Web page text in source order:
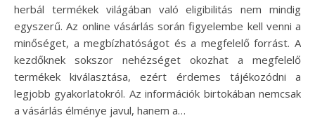
herbál termékek világában való eligibilitás nem mindig
egyszerű. Az online vásárlás során figyelembe kell venni a
minőséget, a megbízhatóságot és a megfelelő forrást. A
kezdőknek sokszor nehézséget okozhat a megfelelő
termékek kiválasztása, ezért érdemes tájékozódni a
legjobb gyakorlatokról. Az információk birtokában nemcsak
a vásárlás élménye javul, hanem a…